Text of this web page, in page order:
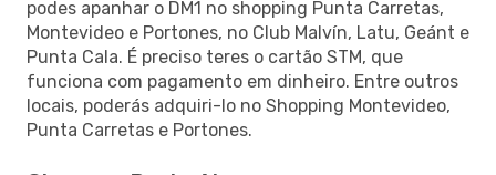
podes apanhar o DM1 no shopping Punta Carretas,
Montevideo e Portones, no Club Malvín, Latu, Geánt e
Punta Cala. É preciso teres o cartão STM, que
funciona com pagamento em dinheiro. Entre outros
locais, poderás adquiri-lo no Shopping Montevideo,
Punta Carretas e Portones.